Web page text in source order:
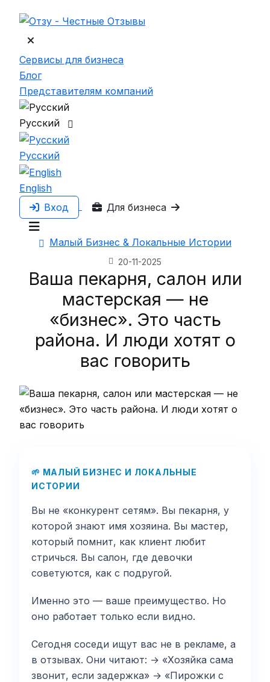
Сервисы для бизнеса
Блог
Представителям компаний
Русский
Русский
English
Вход
Для бизнеса
Малый Бизнес & Локальные Истории
20-11-2025
Ваша пекарня, салон или
мастерская — не
«бизнес». Это часть
района. И люди хотят о
вас говорить
🌱 МАЛЫЙ БИЗНЕС И ЛОКАЛЬНЫЕ
ИСТОРИИ
Вы не «конкурент сетям». Вы пекарня, у
которой знают имя хозяина. Вы мастер,
который помнит, как клиент любит
стричься. Вы салон, где девочки
советуются, как с подругой.
Именно это — ваше преимущество. Но
оно работает только если видно.
Сегодня соседи ищут вас не в рекламе, а
в отзывах. Они читают: → «Хозяйка сама
звонит, если задержка» → «Пирожки с